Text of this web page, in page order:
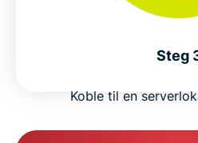
Steg
Koble til en